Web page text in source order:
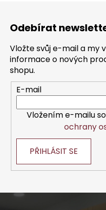
Odebírat
Vložte svůj e-mail a my
informace o nových
shopu.
E-mail
Vložením e-mailu
ochrany
PŘIHLÁSIT SE